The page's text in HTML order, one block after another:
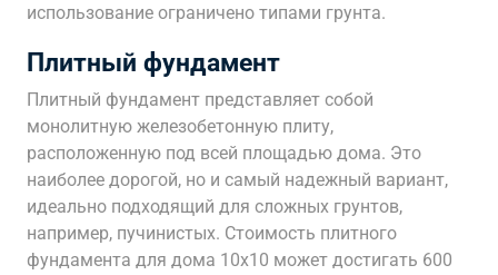
использование ограничено типами грунта.
Плитный фундамент
Плитный фундамент представляет собой
монолитную железобетонную плиту,
расположенную под всей площадью дома. Это
наиболее дорогой, но и самый надежный вариант,
идеально подходящий для сложных грунтов,
например, пучинистых. Стоимость плитного
фундамента для дома 10х10 может достигать 600